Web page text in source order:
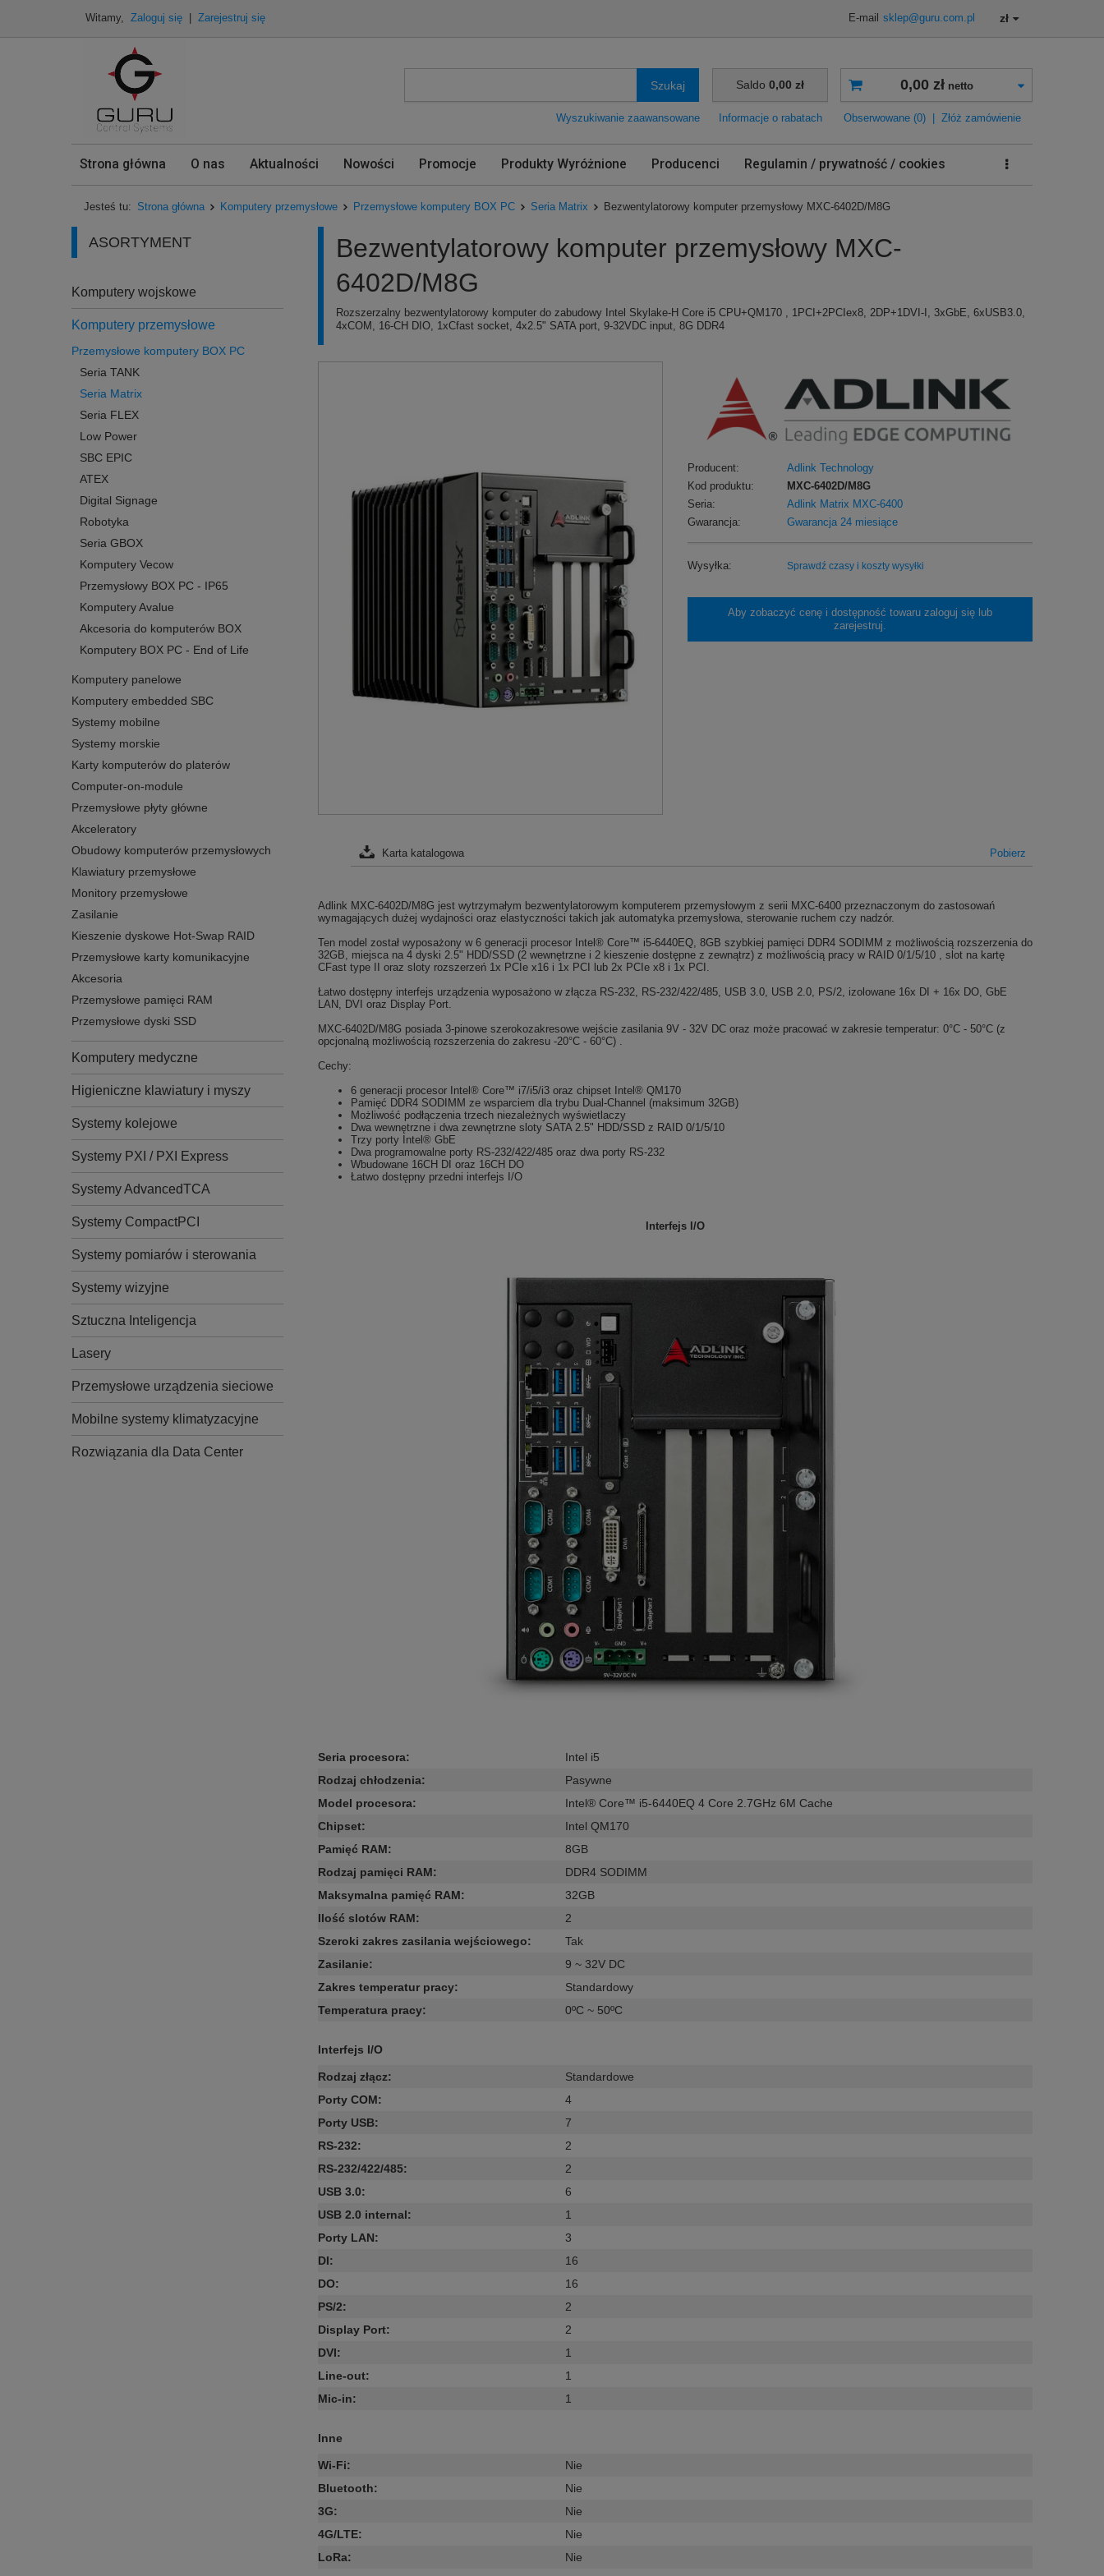
Witamy, Zaloguj się Zarejestruj się E-mail sklep@guru.com.pl zł
Szukaj
Wyszukiwanie zaawansowane
Saldo 0,00 zł
Informacje o rabatach
0,00 złnetto
Obserwowane (0) Złóż zamówienie
Strona główna O nas Aktualności Nowości Promocje Produkty Wyróżnione Producenci Regulamin / prywatność / cookies
Jesteś tu: Strona główna Komputery przemysłowe Przemysłowe komputery BOX PC Seria Matrix Bezwentylatorowy komputer przemysłowy MXC-6402D/M8G
ASORTYMENT
Komputery wojskowe
Komputery przemysłowe
Przemysłowe komputery BOX PC
Seria TANK
Seria Matrix
Seria FLEX
Low Power
SBC EPIC
ATEX
Digital Signage
Robotyka
Seria GBOX
Komputery Vecow
Przemysłowy BOX PC - IP65
Komputery Avalue
Akcesoria do komputerów BOX
Komputery BOX PC - End of Life
Komputery panelowe
Komputery embedded SBC
Systemy mobilne
Systemy morskie
Karty komputerów do platerów
Computer-on-module
Przemysłowe płyty główne
Akceleratory
Obudowy komputerów przemysłowych
Klawiatury przemysłowe
Monitory przemysłowe
Zasilanie
Kieszenie dyskowe Hot-Swap RAID
Przemysłowe karty komunikacyjne
Akcesoria
Przemysłowe pamięci RAM
Przemysłowe dyski SSD
Komputery medyczne
Higieniczne klawiatury i myszy
Systemy kolejowe
Systemy PXI / PXI Express
Systemy AdvancedTCA
Systemy CompactPCI
Systemy pomiarów i sterowania
Systemy wizyjne
Sztuczna Inteligencja
Lasery
Przemysłowe urządzenia sieciowe
Mobilne systemy klimatyzacyjne
Rozwiązania dla Data Center
Bezwentylatorowy komputer przemysłowy MXC-
6402D/M8G
Rozszerzalny bezwentylatorowy komputer do zabudowy Intel Skylake-H Core i5 CPU+QM170 , 1PCI+2PCIex8, 2DP+1DVI-I, 3xGbE, 6xUSB3.0,
4xCOM, 16-CH DIO, 1xCfast socket, 4x2.5" SATA port, 9-32VDC input, 8G DDR4
Producent:
Adlink Technology
Kod produktu:
MXC-6402D/M8G
Seria:
Adlink Matrix MXC-6400
Gwarancja:
Gwarancja 24 miesiące
Wysyłka: Sprawdź czasy i koszty wysyłki
Aby zobaczyć cenę i dostępność towaru zaloguj się lub
zarejestruj.
Karta katalogowa Pobierz
Adlink MXC-6402D/M8G jest wytrzymałym bezwentylatorowym komputerem przemysłowym z serii MXC-6400 przeznaczonym do zastosowań
wymagających dużej wydajności oraz elastyczności takich jak automatyka przemysłowa, sterowanie ruchem czy nadzór.
Ten model został wyposażony w 6 generacji procesor Intel® Core™ i5-6440EQ, 8GB szybkiej pamięci DDR4 SODIMM z możliwością rozszerzenia do
32GB, miejsca na 4 dyski 2.5" HDD/SSD (2 wewnętrzne i 2 kieszenie dostępne z zewnątrz) z możliwością pracy w RAID 0/1/5/10 , slot na kartę
CFast type II oraz sloty rozszerzeń 1x PCIe x16 i 1x PCI lub 2x PCIe x8 i 1x PCI.
Łatwo dostępny interfejs urządzenia wyposażono w złącza RS-232, RS-232/422/485, USB 3.0, USB 2.0, PS/2, izolowane 16x DI + 16x DO, GbE
LAN, DVI oraz Display Port.
MXC-6402D/M8G posiada 3-pinowe szerokozakresowe wejście zasilania 9V - 32V DC oraz może pracować w zakresie temperatur: 0°C - 50°C (z
opcjonalną możliwością rozszerzenia do zakresu -20°C - 60°C) .
Cechy:
6 generacji procesor Intel® Core™ i7/i5/i3 oraz chipset Intel® QM170
Pamięć DDR4 SODIMM ze wsparciem dla trybu Dual-Channel (maksimum 32GB)
Możliwość podłączenia trzech niezależnych wyświetlaczy
Dwa wewnętrzne i dwa zewnętrzne sloty SATA 2.5" HDD/SSD z RAID 0/1/5/10
Trzy porty Intel® GbE
Dwa programowalne porty RS-232/422/485 oraz dwa porty RS-232
Wbudowane 16CH DI oraz 16CH DO
Łatwo dostępny przedni interfejs I/O
Interfejs I/O
Seria procesora:
Intel i5
Rodzaj chłodzenia:
Pasywne
Model procesora:
Intel® Core™ i5-6440EQ 4 Core 2.7GHz 6M Cache
Chipset:
Intel QM170
Pamięć RAM:
8GB
Rodzaj pamięci RAM:
DDR4 SODIMM
Maksymalna pamięć RAM:
32GB
Ilość slotów RAM:
2
Szeroki zakres zasilania wejściowego:
Tak
Zasilanie:
9 ~ 32V DC
Zakres temperatur pracy:
Standardowy
Temperatura pracy: 0ºC ~ 50ºC
Interfejs I/O
Rodzaj złącz:
Standardowe
Porty COM:
4
Porty USB:
7
RS-232:
2
RS-232/422/485:
2
USB 3.0:
6
USB 2.0 internal:
1
Porty LAN:
3
DI:
16
DO:
16
PS/2:
2
Display Port:
2
DVI:
1
Line-out:
1
Mic-in: 1
Inne
Wi-Fi:
Nie
Bluetooth:
Nie
3G:
Nie
4G/LTE:
Nie
LoRa:
Nie